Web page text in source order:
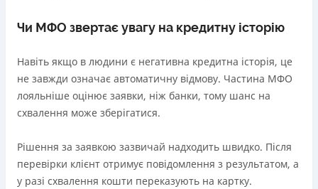
Чи МФО звертає увагу на кредитну історію
Навіть якщо в людини є негативна кредитна історія, це
не завжди означає автоматичну відмову. Частина МФО
лояльніше оцінює заявки, ніж банки, тому шанс на
схвалення може зберігатися.
Рішення за заявкою зазвичай надходить швидко. Після
перевірки клієнт отримує повідомлення з результатом, а
у разі схвалення кошти переказують на картку.